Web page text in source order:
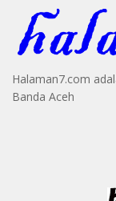
Halaman7.com
Banda Aceh